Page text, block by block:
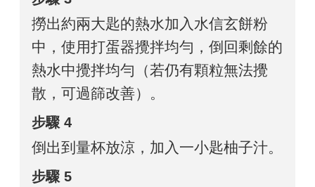
撈出約兩大匙的熱水加入水信玄餅粉
中，使用打蛋器攪拌均勻，倒回剩餘的
熱水中攪拌均勻（若仍有顆粒無法攪
散，可過篩改善）。
步驟 4
倒出到量杯放涼，加入一小匙柚子汁。
步驟 5